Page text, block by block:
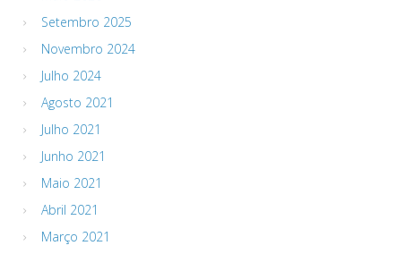
Setembro 2025
Novembro 2024
Julho 2024
Agosto 2021
Julho 2021
Junho 2021
Maio 2021
Abril 2021
Março 2021